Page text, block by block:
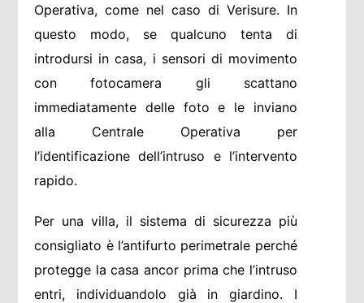
Operativa, come nel caso di Verisure. In
questo modo, se qualcuno tenta di
introdursi in casa, i sensori di movimento
con fotocamera gli scattano
immediatamente delle foto e le inviano
alla Centrale Operativa per
l’identificazione dell’intruso e l’intervento
rapido.
Per una villa, il sistema di sicurezza più
consigliato è l’antifurto perimetrale perché
protegge la casa ancor prima che l’intruso
entri, individuandolo già in giardino. I